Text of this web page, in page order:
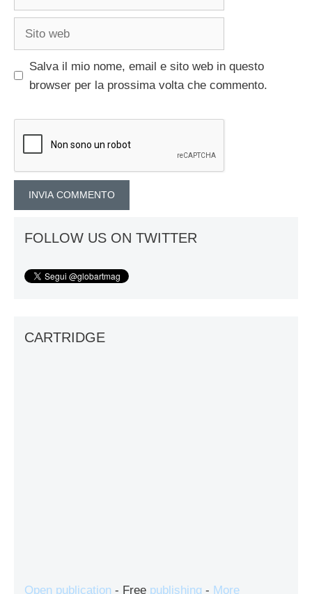
Salva il mio nome, email e sito web in questo
browser per la prossima volta che commento.
FOLLOW US ON TWITTER
CARTRIDGE
Open publication - Free publishing - More